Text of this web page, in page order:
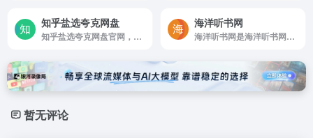
知乎盐选夸克网盘
知乎盐选夸克网盘官网，知乎盐选夸克网盘(2892篇)
海洋听书网
海洋听书网是海洋听书网是国内最具影响力的有声小说网站，为您免费提供MP3有声小说打包下载、有声小说在线收听、百家讲坛、评书下载、儿歌大全、郭德纲相声等资源,是最专业的免费听书平台.
暂无评论